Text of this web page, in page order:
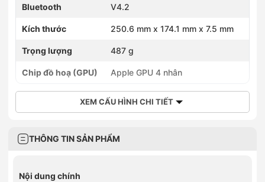
Bluetooth V4.2
Kích thước 250.6 mm x 174.1 mm x 7.5 mm
Trọng lượng 487 g
Chip đồ hoạ (GPU) Apple GPU 4 nhân
XEM CẤU HÌNH CHI TIẾT
THÔNG TIN SẢN PHẨM
Nội dung chính